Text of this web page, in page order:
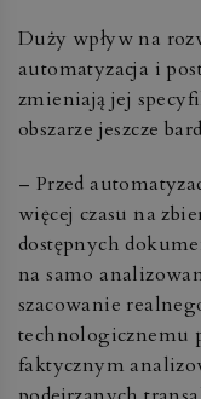
Duży wpływ na
automatyzacja i
zmieniają jej
obszarze jeszcze
– Przed
więcej czasu na
dostępnych
na samo
szacowanie
technologicznemu
faktycznym